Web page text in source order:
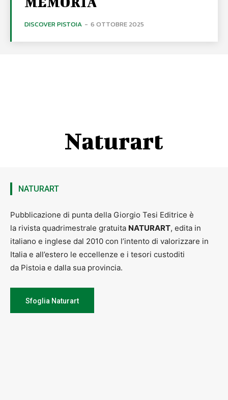
DISCOVER PISTOIA - 6 OTTOBRE 2025
Naturart
NATURART
Pubblicazione di punta della Giorgio Tesi Editrice è
la rivista quadrimestrale gratuita NATURART, edita in
italiano e inglese dal 2010 con l’intento di valorizzare in
Italia e all’estero le eccellenze e i tesori custoditi
da Pistoia e dalla sua provincia.
Sfoglia Naturart